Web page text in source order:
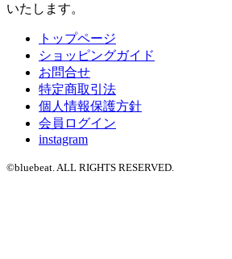
いたします。
トップページ
ショッピングガイド
お問合せ
特定商取引法
個人情報保護方針
会員ログイン
instagram
©bluebeat. ALL RIGHTS RESERVED.